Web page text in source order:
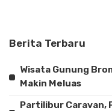
Berita Terbaru
Wisata Gunung
Makin Meluas
Partilibur Caravan,